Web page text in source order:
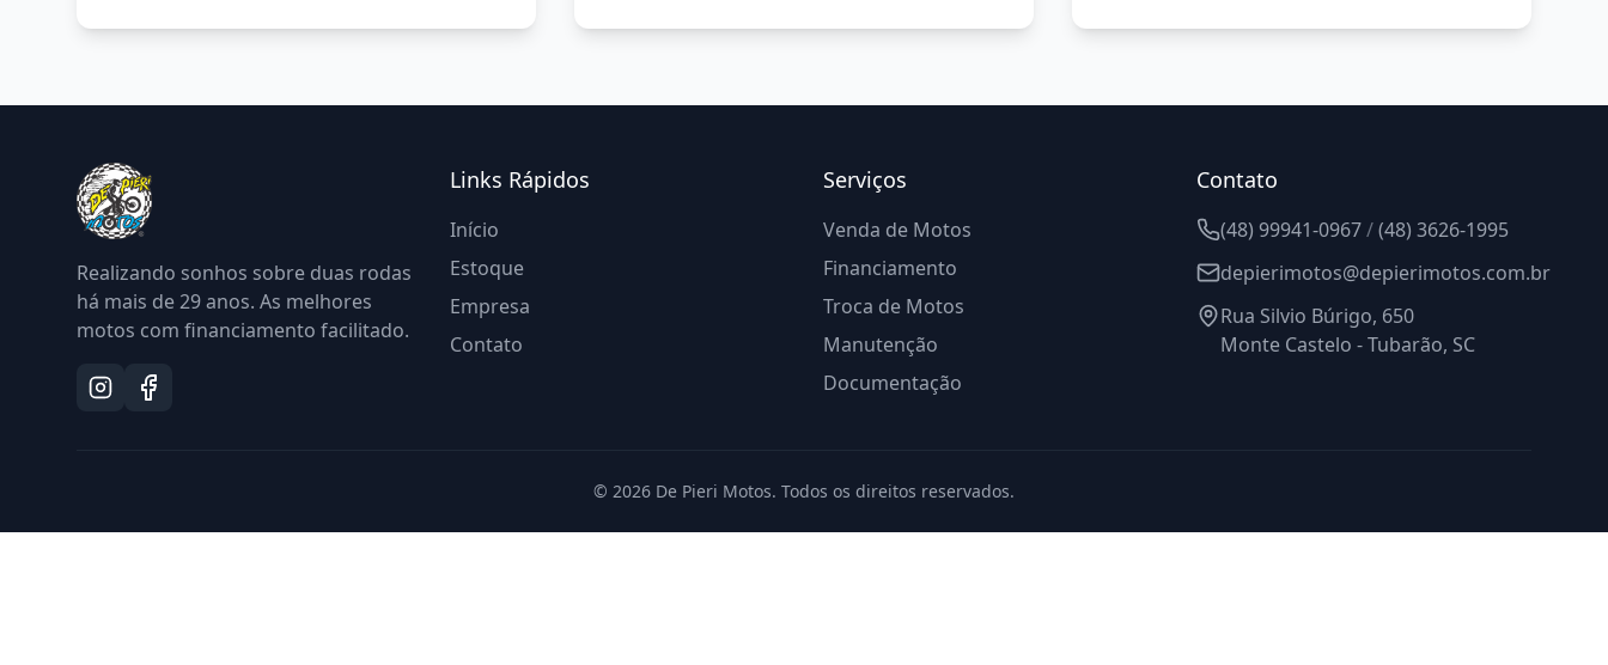
Realizando sonhos sobre duas rodas
há mais de29anos. As melhores
motos com financiamento facilitado.
Links Rápidos
Início
Estoque
Empresa
Contato
Serviços
Venda de Motos
Financiamento
Troca de Motos
Manutenção
Documentação
Contato
(48) 99941-0967/(48) 3626-1995
depierimotos@depierimotos.com.br
Rua Silvio Búrigo, 650
Monte Castelo - Tubarão, SC
© 2026 De Pieri Motos. Todos os direitos reservados.